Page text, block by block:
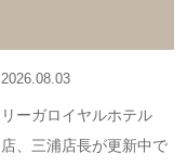
2026.08.03
リーガロイヤルホテル
店、三浦店長が更新中で